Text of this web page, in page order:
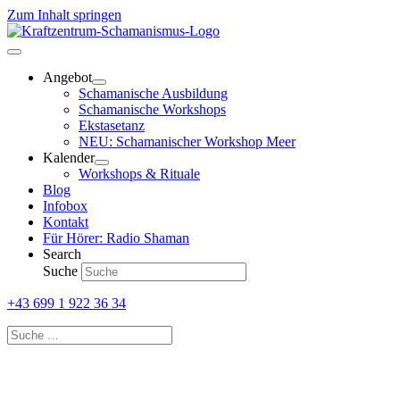
Zum Inhalt springen
Angebot
Schamanische Ausbildung
Schamanische Workshops
Ekstasetanz
NEU: Schamanischer Workshop Meer
Kalender
Workshops & Rituale
Blog
Infobox
Kontakt
Für Hörer: Radio Shaman
Search
Suche
+43 699 1 922 36 34